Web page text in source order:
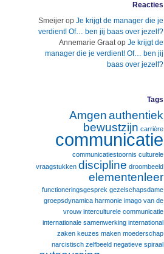
Reacties
Smeijer op Je krijgt de manager die je
verdient! Of… ben jij baas over jezelf?
Annemarie Graatop Je krijgt de
manager die je verdient! Of… ben jij
baas over jezelf?
Tags
Amgenauthentiek
bewustzijn carrière
communicatie
communicatiestoornis culturele
vraagstukken discipline droombeeld
elementenleer
functioneringsgesprek gezelschapsdame
groepsdynamica harmonie imago van de
vrouw interculturele communicatie
internationale samenwerking international
zaken keuzes maken moederschap
narcistisch zelfbeeld negatieve spiraal